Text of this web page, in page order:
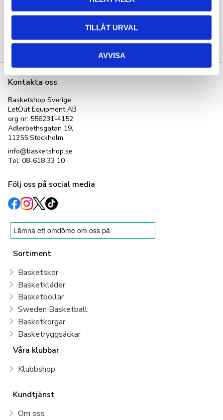
TILLÅT URVAL
AVVISA
449kr 449kr
Kontakta oss
Basketshop Sverige
LetOut Equipment AB
org nr: 556231-4152
Adlerbethsgatan 19,
11255 Stockholm
info@basketshop.se
Tel: 08-618 33 10
Följ oss på social media
Sortiment
Basketskor
Basketkläder
Basketbollar
Sweden Basketball
Basketkorgar
Basketryggsäckar
Våra klubbar
Klubbshop
Kundtjänst
Om oss